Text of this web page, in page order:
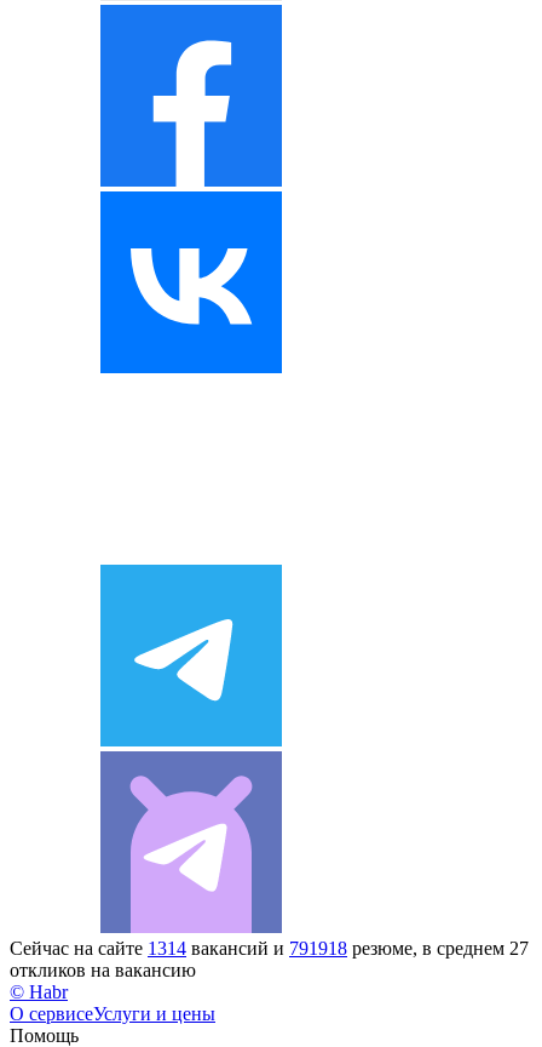
Сейчас на сайте 1314 вакансий и 791918 резюме, в среднем 27
откликов на вакансию
© Habr
О сервисеУслуги и цены
Помощь